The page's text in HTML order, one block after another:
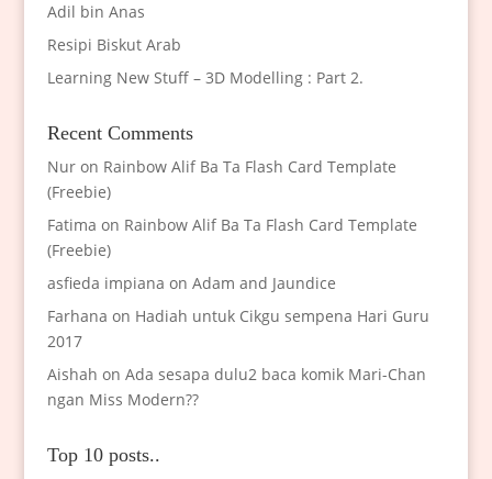
Adil bin Anas
Resipi Biskut Arab
Learning New Stuff – 3D Modelling : Part 2.
Recent Comments
Nuron Rainbow Alif Ba Ta Flash Card Template
(Freebie)
Fatima on Rainbow Alif Ba Ta Flash Card Template
(Freebie)
asfieda impiana on Adam and Jaundice
Farhana on Hadiah untuk Cikgu sempena Hari Guru
2017
Aishah on Ada sesapa dulu2 baca komik Mari-Chan
ngan Miss Modern??
Top 10 posts..